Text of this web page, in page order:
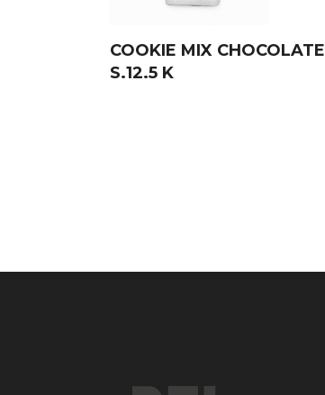
COOKIE MIX CHOCOLATE
S.12.5 K